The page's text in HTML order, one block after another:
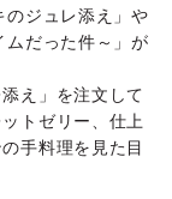
のジュレ添え」や
ムだった件～」が
え」を注文して
トゼリー、仕上
手料理を見た目